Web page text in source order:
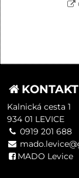
KONTAKT
Kalnická cesta 1
934 01 LEVICE
0919 201 688
MADO Levice